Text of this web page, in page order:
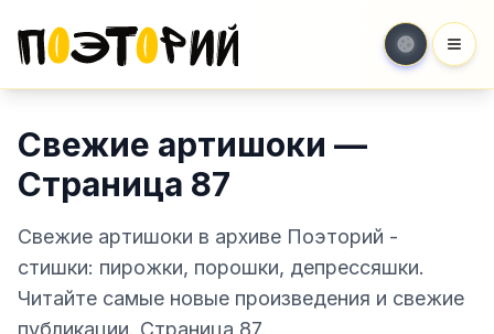
Свежие артишоки —
Страница 87
Свежие артишоки в архиве Поэторий -
стишки: пирожки, порошки, депрессяшки.
Читайте самые новые произведения и свежие
публикации. Страница 87.